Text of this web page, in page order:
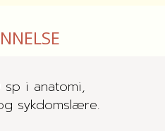
sp i anatomi,
sykdomslære.